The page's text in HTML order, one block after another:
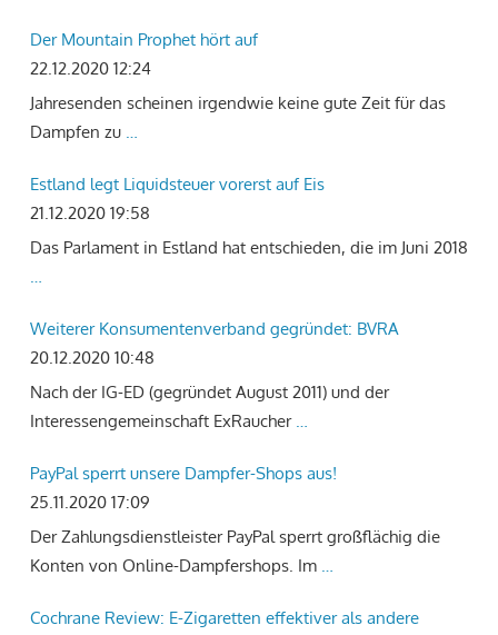
Der Mountain Prophet hört auf
22.12.2020 12:24
Jahresenden scheinen irgendwie keine gute Zeit für das
Dampfen zu …
Estland legt Liquidsteuer vorerst auf Eis
21.12.2020 19:58
Das Parlament in Estland hat entschieden, die im Juni 2018
…
Weiterer Konsumentenverband gegründet: BVRA
20.12.2020 10:48
Nach der IG-ED (gegründet August 2011) und der
Interessengemeinschaft ExRaucher …
PayPal sperrt unsere Dampfer-Shops aus!
25.11.2020 17:09
Der Zahlungsdienstleister PayPal sperrt großflächig die
Konten von Online-Dampfershops. Im …
Cochrane Review: E-Zigaretten effektiver als andere